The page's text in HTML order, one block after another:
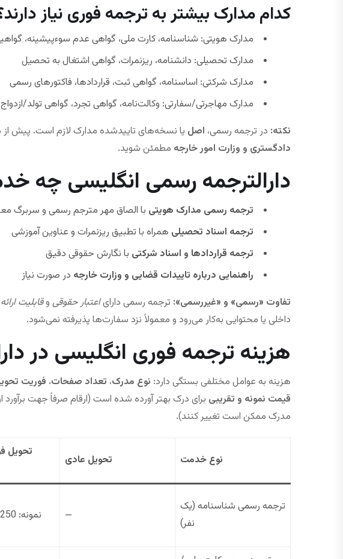
کدام مدارک بیشتر به ترجمه فوری نیاز
مدارک هویتی: شناسنامه، کارت ملی، گواهی عدم سوءپیشینه،
مدارک تحصیلی: دانشنامه، ریزنمرات، گواهی اشتغال به تحصیل
مدارک شرکتی: اساسنامه، گواهی ثبت، قراردادها، فاکتورهای رسمی
مدارک مهاجرتی/سفارتی: وکالت‌نامه، گواهی تجرد، گواهی تولد/ازدواج
نکته: در ترجمه رسمی، اصل یا نسخه‌های تاییدشده مدارک لازم است. پیش از
دادگستری و وزارت امور خارجه مطمئن شوید.
دارالترجمه رسمی انگلیسی چه
ترجمه رسمی مدارک هویتی با الصاق مهر مترجم رسمی و سربرگ
ترجمه اسناد تحصیلی همراه با تطبیق ریزنمرات و عناوین آموزشی
ترجمه قراردادها و اسناد شرکتی با نگارش حقوقی دقیق
راهنمایی درباره تاییدات قضایی و وزارت خارجه در صورت نیاز
تفاوت «رسمی» و «غیررسمی»: ترجمه رسمی دارایاعتبار حقوقی وقابلیت
داخلی یا محتوایی به‌کار می‌رود و معمولاً نزد سفارت‌ها پذیرفته نمی‌شود.
هزینه ترجمه فوری انگلیسی در
هزینه به عوامل مختلفی بستگی دارد: نوع مدرک، تعداد صفحات، فوریت
قیمت نمونه و تقریبی برای درک بهتر آورده شده است (ارقام صرفاً جهت
مدرک ممکن است تغییر کنند).
نوع خدمت تحویل عادی
ترجمه رسمی شناسنامه (یک
نفر)
— نمونه: 250 تا 300 تومان